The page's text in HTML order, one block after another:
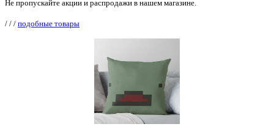
Не пропускайте акции и распродажи в нашем магазине.
/ / / подобные товары